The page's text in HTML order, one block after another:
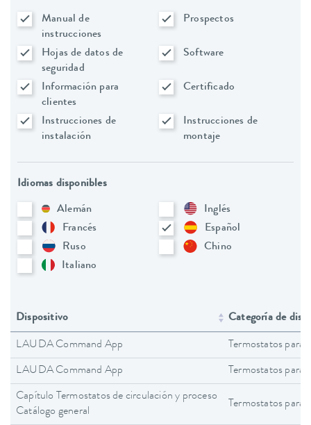
Manual de
instrucciones
Prospectos
Hojas de datos de
seguridad
Software
Información para
clientes
Certificado
Instrucciones de
instalación
Instrucciones de
montaje
Idiomas disponibles
Alemán
Inglés
Francés
Español
Ruso
Chino
Italiano
Dispositivo Categoría de
LAUDA Command App Termostatos para
LAUDA Command App Termostatos para
Capítulo Termostatos de circulación y proceso
Catálogo general
Termostatos para